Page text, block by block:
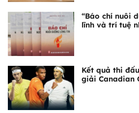
“Báo chí nuôi
lĩnh và trí tuệ
Kết quả thi
giải Canadian